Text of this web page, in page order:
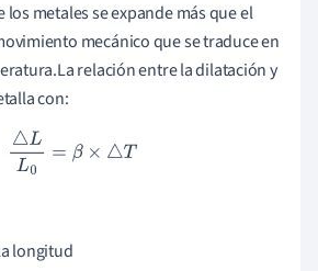
metales se expande más que el
mecánico que se traduce en
relación entre la dilatación y
con:
△L L0 =β ×△ T
longitud